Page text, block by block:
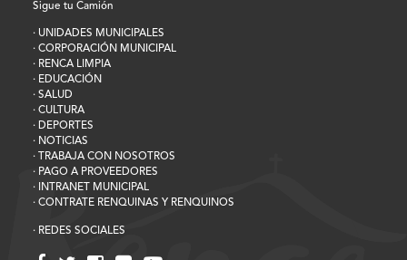
Sigue tu Camión
· UNIDADES MUNICIPALES
· CORPORACIÓN MUNICIPAL
· RENCA LIMPIA
· EDUCACIÓN
· SALUD
· CULTURA
· DEPORTES
· NOTICIAS
· TRABAJA CON NOSOTROS
· PAGO A PROVEEDORES
· INTRANET MUNICIPAL
· CONTRATE RENQUINAS Y RENQUINOS
· REDES SOCIALES